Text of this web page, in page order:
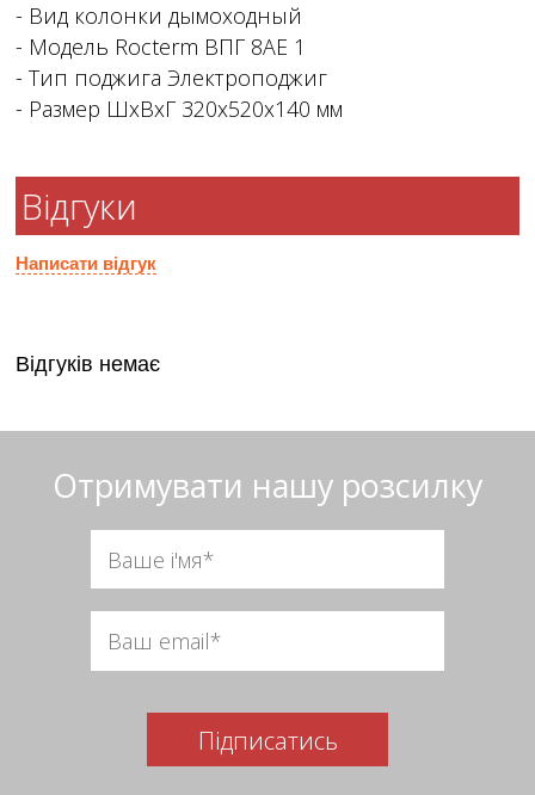
- Вид колонки дымоходный
- Модель Rocterm ВПГ 8AE 1
- Тип поджига Электроподжиг
- Размер ШxВxГ 320x520x140 мм
Відгуки
Написати відгук
Відгуків немає
Отримувати нашу розсилку
Підписатись